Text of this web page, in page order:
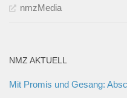
nmzMedia
NMZ AKTUELL
Mit Promis und Gesang: